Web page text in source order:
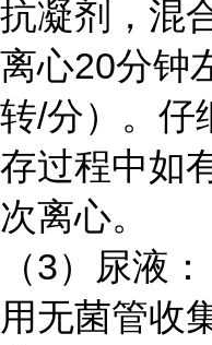
抗凝剂，混
离心20分钟
转/分）。仔
存过程中如
次离心。
（3）尿液：
用无菌管收